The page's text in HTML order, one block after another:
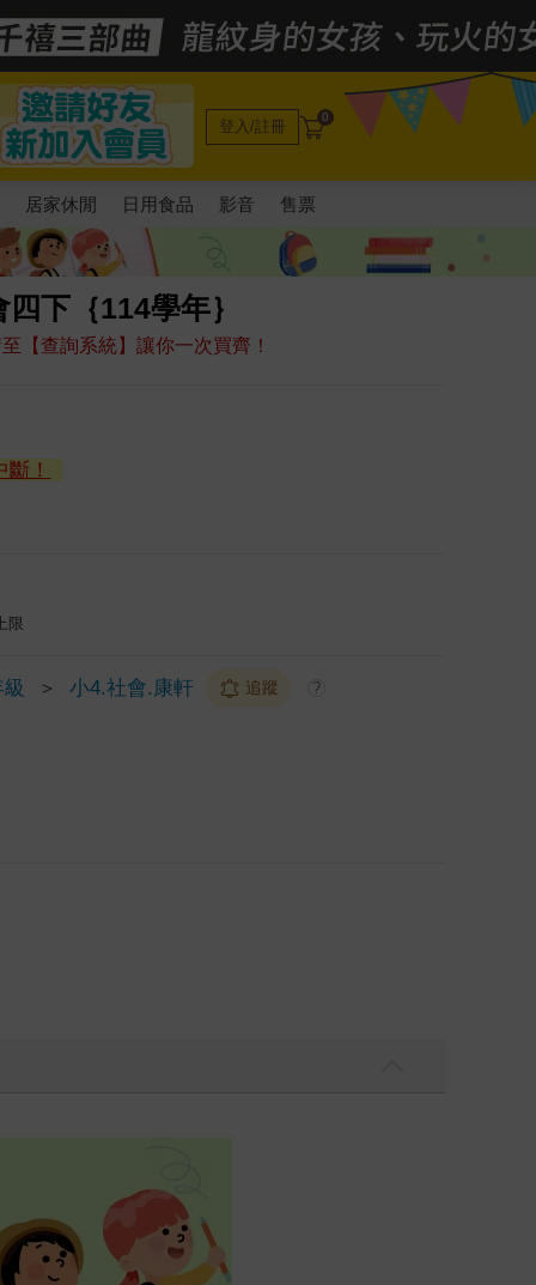
登入/註冊 0
居家休閒 日用食品 影音 售票
下｛114學年｝
【查詢系統】讓你一次買齊！
！
限
＞ 小4.社會.康軒 追蹤 ?